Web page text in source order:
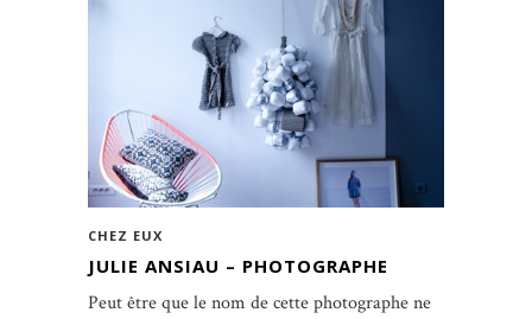
CHEZ EUX
JULIE ANSIAU – PHOTOGRAPHE
Peut être que le nom de cette photographe ne